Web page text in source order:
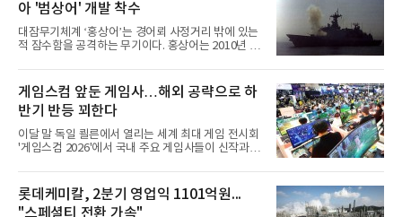
아 '범상어' 개발 착수
대잠무기체계 ‘홍상어’는 경어뢰 사정거리 밖에 있는
적 잠수함을 공격하는 무기이다. 홍상어는 2010년 넥
이뤄졌다. 이후 2012년 한국형 구축함(KDX-1) 이상
의 함정에 실전 배치됐다.그해 7월 해군은 동해상에서
성능 검증을 위해 홍상어 시험발사를 실시했다. 이때
홍상어가 목표 지점에서 입수한 후 표적을 타격하지
못하고 물속에서 멈춰버리는 예상 밖의 일이 벌어졌
다. 2차 품질확인 사격 시험에서도 만족스러운 결과를
얻지 못했다. 완벽한 신뢰성 확보를 위해 LIG넥스원은
분야를
게임스컴 앞둔 게임사…해외 공략으로 하
반기 반등 꾀한다
이달 말 독일 쾰른에서 열리는 세계 최대 게임 전시회
'게임스컴 2026'에서 국내 주요 게임사들이 신작과 글
체별로 엇갈린 가운데 하반기 신작 흥행과 해외 시장
성과가 실적을 좌우할 핵심 변수로 떠오르고 있다.8일
업계에 따르면 올해 상반기 게임업계는 기업별 성적
롯데케미칼, 2분기 영업익 1101억원...
"스페셜티 전환 가속"